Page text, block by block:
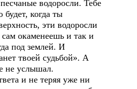
водоросли. Тебе
будет, когда ты
эти водоросли
сам окаменеешь и так и
под землей. И
твоей судьбой». А
не услышал.
и не теряя уже ни